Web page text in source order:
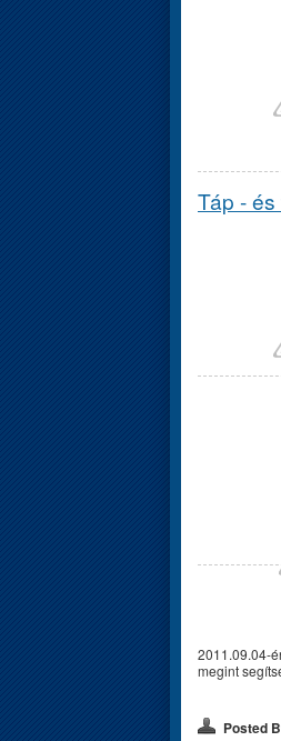
Táp -
2011.09.04-
megint
Posted